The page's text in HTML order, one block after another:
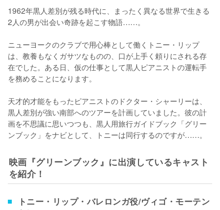
1962年黒人差別が残る時代に、まったく異なる世界で生きる
2人の男が出会い奇跡を起こす物語……。
ニューヨークのクラブで用心棒として働くトニー・リップ
は、教養もなくガサツなものの、口が上手く頼りにされる存
在でした。ある日、仮の仕事として黒人ピアニストの運転手
を務めることになります。
天才的才能をもったピアニストのドクター・シャーリーは、
黒人差別が強い南部へのツアーを計画していました。彼の計
画を不思議に思いつつも、黒人用旅行ガイドブック「グリー
ンブック」をナビとして、トニーは同行するのですが……。
映画『グリーンブック』に出演しているキャスト
を紹介！
トニー・リップ・バレロンガ役/ヴィゴ・モーテン